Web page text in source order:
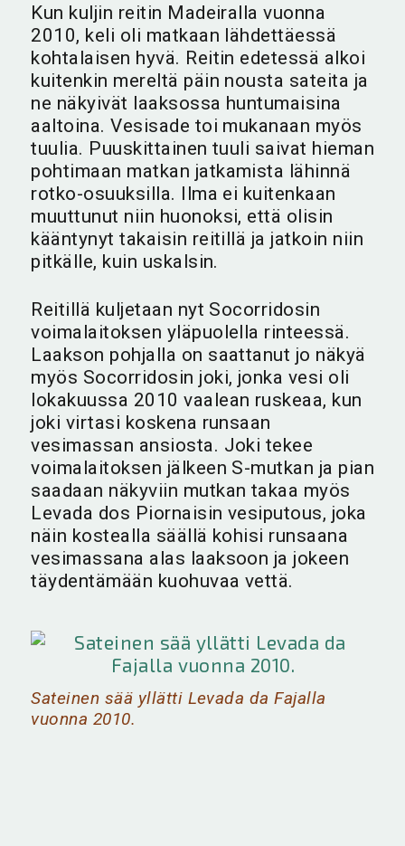
Kun kuljin reitin Madeiralla vuonna
2010, keli oli matkaan lähdettäessä
kohtalaisen hyvä. Reitin edetessä alkoi
kuitenkin mereltä päin nousta sateita ja
ne näkyivät laaksossa huntumaisina
aaltoina. Vesisade toi mukanaan myös
tuulia. Puuskittainen tuuli saivat hieman
pohtimaan matkan jatkamista lähinnä
rotko-osuuksilla. Ilma ei kuitenkaan
muuttunut niin huonoksi, että olisin
kääntynyt takaisin reitillä ja jatkoin niin
pitkälle, kuin uskalsin.
Reitillä kuljetaan nyt Socorridosin
voimalaitoksen yläpuolella rinteessä.
Laakson pohjalla on saattanut jo näkyä
myös Socorridosin joki, jonka vesi oli
lokakuussa 2010 vaalean ruskeaa, kun
joki virtasi koskena runsaan
vesimassan ansiosta. Joki tekee
voimalaitoksen jälkeen S-mutkan ja pian
saadaan näkyviin mutkan takaa myös
Levada dos Piornaisin vesiputous, joka
näin kostealla säällä kohisi runsaana
vesimassana alas laaksoon ja jokeen
täydentämään kuohuvaa vettä.
Sateinen sää yllätti Levada da Fajalla
vuonna 2010.